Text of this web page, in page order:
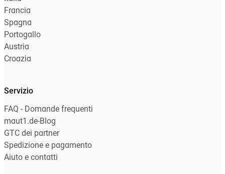
Francia
Spagna
Portogallo
Austria
Croazia
Servizio
FAQ - Domande frequenti
maut1.de-Blog
GTC dei partner
Spedizione e pagamento
Aiuto e contatti